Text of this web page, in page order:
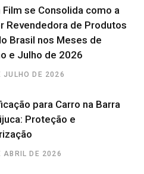
Film se Consolida como a
Revendedora de Produtos
Brasil nos Meses de
e Julho de 2026
JULHO DE 2026
para Carro na Barra
Proteção e
ABRIL DE 2026